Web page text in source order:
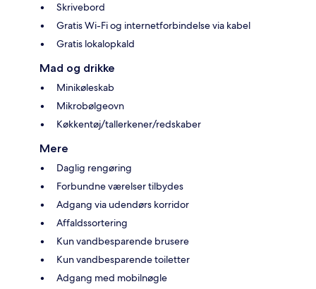
Skrivebord
Gratis Wi-Fi og internetforbindelse via kabel
Gratis lokalopkald
Mad og drikke
Minikøleskab
Mikrobølgeovn
Køkkentøj/tallerkener/redskaber
Mere
Daglig rengøring
Forbundne værelser tilbydes
Adgang via udendørs korridor
Affaldssortering
Kun vandbesparende brusere
Kun vandbesparende toiletter
Adgang med mobilnøgle